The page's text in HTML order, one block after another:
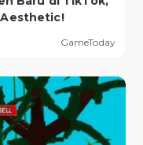
Aesthetic!
GameToday